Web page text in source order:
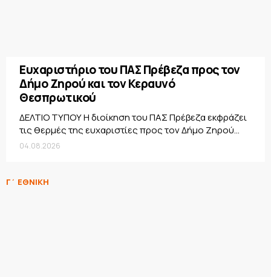
Ευχαριστήριο του ΠΑΣ Πρέβεζα προς τον
Δήμο Ζηρού και τον Κεραυνό
Θεσπρωτικού
ΔΕΛΤΙΟ ΤΥΠΟΥ Η διοίκηση του ΠΑΣ Πρέβεζα εκφράζει
τις θερμές της ευχαριστίες προς τον Δήμο Ζηρού...
04.08.2026
Γ΄ ΕΘΝΙΚΗ